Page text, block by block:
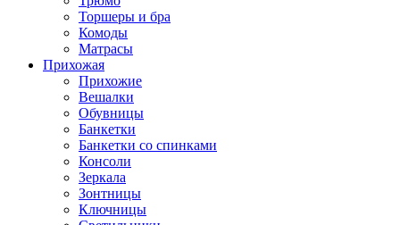
Торшеры и бра
Комоды
Матрасы
Прихожая
Прихожие
Вешалки
Обувницы
Банкетки
Банкетки со спинками
Консоли
Зеркала
Зонтницы
Ключницы